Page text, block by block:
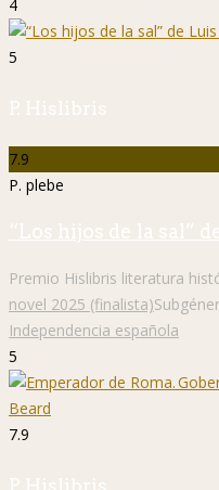
4
5
P. Hislibris
7.9
P. plebe
“Los hijos de la sal”
Premio Hislibris literatura
novel 2025 (finalista)
Independencia española
5
7.9
P. Hislibris